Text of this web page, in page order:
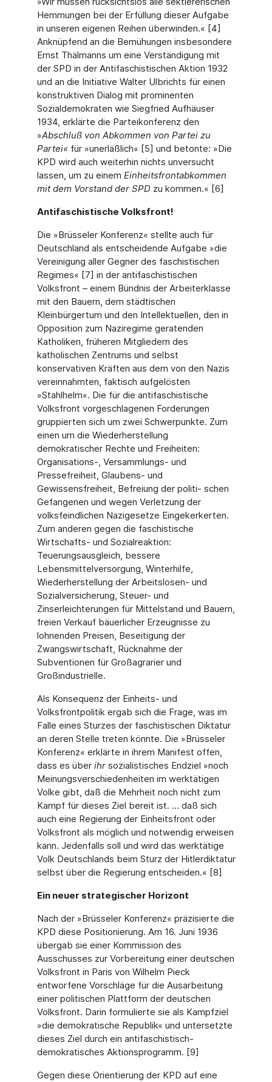
Hemmungen bei der Erfüllung dieser Aufgabe
in unseren eigenen Reihen überwinden.« [4]
Anknüpfend an die Bemühungen insbesondere
Ernst Thälmanns um eine Verständigung mit
der SPD in der Antifaschistischen Aktion 1932
und an die Initiative Walter Ulbrichts für einen
konstruktiven Dialog mit prominenten
Sozialdemokraten wie Siegfried Aufhäuser
1934, erklärte die Parteikonferenz den
»Abschluß von Abkommen von Partei zu
Partei« für »unerläßlich« [5] und betonte: »Die
KPD wird auch weiterhin nichts unversucht
lassen, um zu einem Einheitsfrontabkommen
mit dem Vorstand der SPD zu kommen.« [6]
Antifaschistische Volksfront!
Die »Brüsseler Konferenz« stellte auch für
Deutschland als entscheidende Aufgabe »die
Vereinigung aller Gegner des faschistischen
Regimes« [7] in der antifaschistischen
Volksfront – einem Bündnis der Arbeiterklasse
mit den Bauern, dem städtischen
Kleinbürgertum und den Intellektuellen, den in
Opposition zum Naziregime geratenden
Katholiken, früheren Mitgliedern des
katholischen Zentrums und selbst
konservativen Kräften aus dem von den Nazis
vereinnahmten, faktisch aufgelösten
»Stahlhelm«. Die für die antifaschistische
Volksfront vorgeschlagenen Forderungen
gruppierten sich um zwei Schwerpunkte. Zum
einen um die Wiederherstellung
demokratischer Rechte und Freiheiten:
Organisations-, Versammlungs- und
Pressefreiheit, Glaubens- und
Gewissensfreiheit, Befreiung der politi- schen
Gefangenen und wegen Verletzung der
volksfeindlichen Nazigesetze Eingekerkerten.
Zum anderen gegen die faschistische
Wirtschafts- und Sozialreaktion:
Teuerungsausgleich, bessere
Lebensmittelversorgung, Winterhilfe,
Wiederherstellung der Arbeitslosen- und
Sozialversicherung, Steuer- und
Zinserleichterungen für Mittelstand und Bauern,
freien Verkauf bäuerlicher Erzeugnisse zu
lohnenden Preisen, Beseitigung der
Zwangswirtschaft, Rücknahme der
Subventionen für Großagrarier und
Großindustrielle.
Als Konsequenz der Einheits- und
Volksfrontpolitik ergab sich die Frage, was im
Falle eines Sturzes der faschistischen Diktatur
an deren Stelle treten könnte. Die »Brüsseler
Konferenz« erklärte in ihrem Manifest offen,
dass es über ihr sozialistisches Endziel »noch
Meinungsverschiedenheiten im werktätigen
Volke gibt, daß die Mehrheit noch nicht zum
Kampf für dieses Ziel bereit ist. … daß sich
auch eine Regierung der Einheitsfront oder
Volksfront als möglich und notwendig erweisen
kann. Jedenfalls soll und wird das werktätige
Volk Deutschlands beim Sturz der Hitlerdiktatur
selbst über die Regierung entscheiden.« [8]
Ein neuer strategischer Horizont
Nach der »Brüsseler Konferenz« präzisierte die
KPD diese Positionierung. Am 16. Juni 1936
übergab sie einer Kommission des
Ausschusses zur Vorbereitung einer deutschen
Volksfront in Paris von Wilhelm Pieck
entworfene Vorschläge für die Ausarbeitung
einer politischen Plattform der deutschen
Volksfront. Darin formulierte sie als Kampfziel
»die demokratische Republik« und untersetzte
dieses Ziel durch ein antifaschistisch-
demokratisches Aktionsprogramm. [9]
Gegen diese Orientierung der KPD auf eine